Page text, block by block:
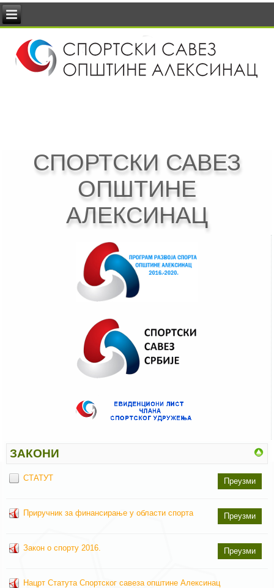
СПОРТСКИ САВЕЗ
ОПШТИНЕ
АЛЕКСИНАЦ
ЗАКОНИ
СТАТУТ Преузми
Приручник за финансирање у области спорта Преузми
Закон о спорту 2016. Преузми
Нацрт Статута Спортског савеза општине Алексинац